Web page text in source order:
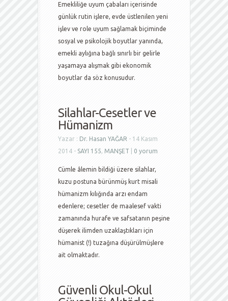
Emekliliğe uyum çabaları içerisinde
günlük rutin işlere, evde üstlenilen yeni
işlev ve role uyum sağlamak biçiminde
sosyal ve psikolojik boyutlar yanında,
emekli aylığına bağlı sınırlı bir gelirle
yaşamaya alışmak gibi ekonomik
boyutlar da söz konusudur.
Silahlar-Cesetler ve
Hümanizm
Yazar : Dr. Hasan YAĞAR - 14 Kasım
2014 - SAYI 155, MANŞET 0 yorum
Cümle âlemin bildiği üzere silahlar,
kuzu postuna bürünmüş kurt misali
hümanizm kılığında arzı endam
edenlere; cesetler de maalesef vakti
zamanında hurafe ve safsatanın peşine
düşerek ilimden uzaklaştıkları için
hümanist (!) tuzağına düşürülmüşlere
ait olmaktadır.
Güvenli Okul-Okul